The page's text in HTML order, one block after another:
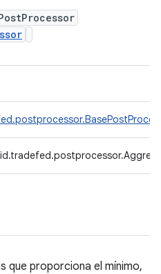
que proporciona el mínimo,